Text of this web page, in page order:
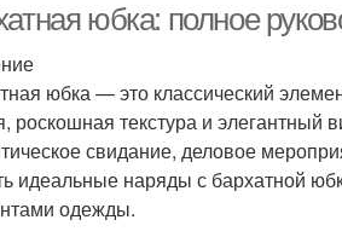
юбка: полное
юбка — это классический
роскошная текстура и
свидание, деловое
идеальные наряды с бархатной
одежды.